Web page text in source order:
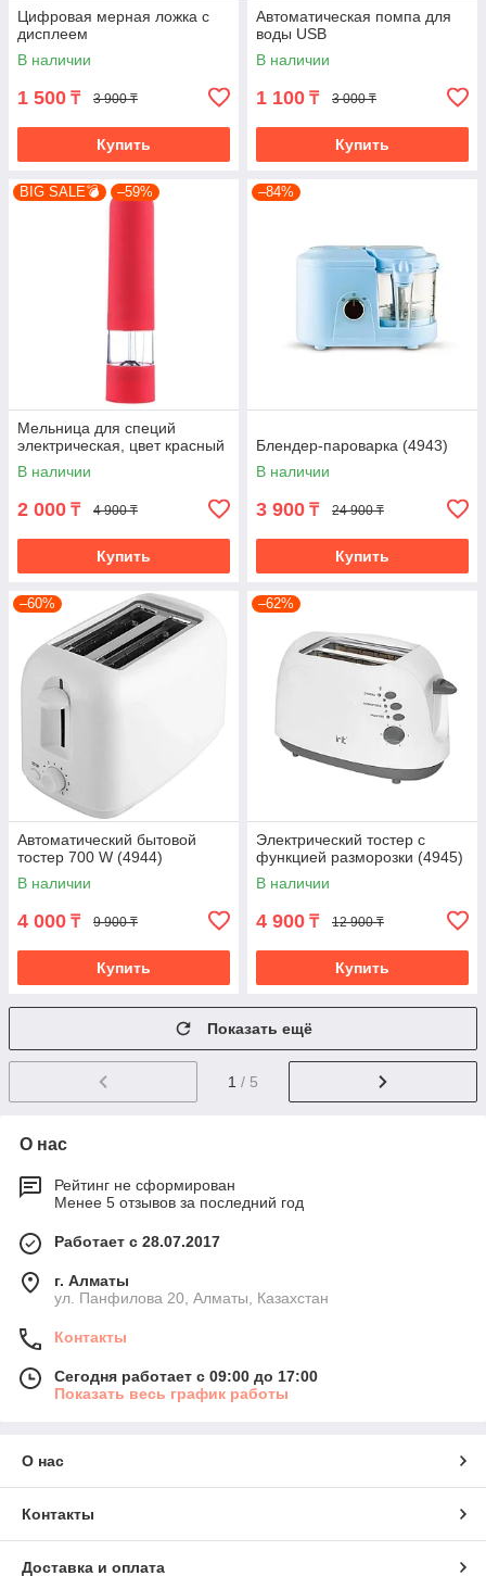
Цифровая мерная ложка с
дисплеем
В наличии
1 500 ₸ 3 900 ₸
Купить
Автоматическая помпа для
воды USB
В наличии
1 100 ₸ 3 000 ₸
Купить
BIG SALE💣 –59%
Мельница для специй
электрическая, цвет красный
В наличии
2 000 ₸ 4 900 ₸
Купить
–84%
Блендер-пароварка (4943)
В наличии
3 900 ₸ 24 900 ₸
Купить
–60%
Автоматический бытовой
тостер 700 W (4944)
В наличии
4 000 ₸ 9 900 ₸
Купить
–62%
Электрический тостер с
функцией разморозки (4945)
В наличии
4 900 ₸ 12 900 ₸
Купить
Показать ещё
1 / 5
О нас
Рейтинг не сформирован
Менее 5 отзывов за последний год
Работает с 28.07.2017
г. Алматы
ул. Панфилова 20, Алматы, Казахстан
Контакты
Сегодня работает с 09:00 до 17:00
Показать весь график работы
О нас
Контакты
Доставка и оплата